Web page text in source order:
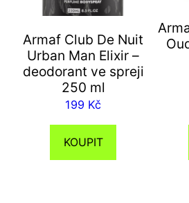
Armaf Club De Nuit
Urban Man Elixir –
deodorant ve spreji
250 ml
199 Kč
KOUPIT